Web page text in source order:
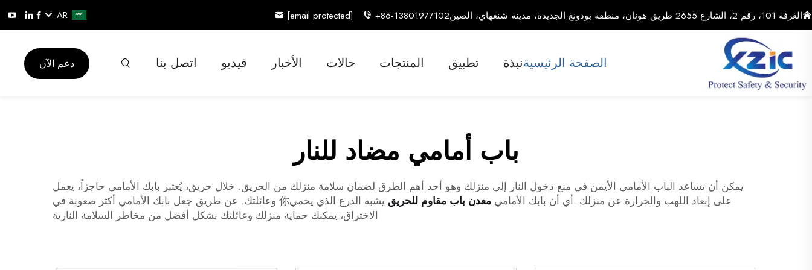
الغرفة 101، رقم 2، الشارع 2655 طريق هونان، منطقة بودونغ الجديدة، مدينة شنغهاي، الصين +86-13801977102
[email protected]
AR
الصفحة الرئيسيةنبذة تطبيق المنتجات حالات الأخبار فيديو اتصل بنا دعم الآن
باب أمامي مضاد للنار
يمكن أن تساعد الباب الأمامي الأيمن في منع دخول النار إلى منزلك وهو أحد أهم الطرق لضمان سلامة منزلك من الحريق. خلال حريق، يُعتبر بابك الأمامي حاجزاً، يعمل
على إبعاد اللهب والحرارة عن منزلك. أي أن بابك الأمامي معدن باب مقاوم للحريق
يشبه الدرع الذي يحمي你 وعائلتك. عن طريق جعل بابك الأمامي أكثر صعوبة في
الاختراق، يمكنك حماية منزلك وعائلتك بشكل أفضل من مخاطر السلامة النارية